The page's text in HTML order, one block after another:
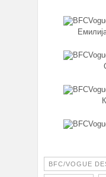
BFC/VOGUE